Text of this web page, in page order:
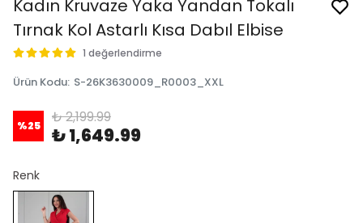
Kadın Kruvaze Yaka Yandan Tokalı
Tırnak Kol Astarlı Kısa Dabıl Elbise
1 değerlendirme
Ürün Kodu: S-26K3630009_R0003_XXL
%25 ₺ 2,199.99
₺ 1,649.99
Renk